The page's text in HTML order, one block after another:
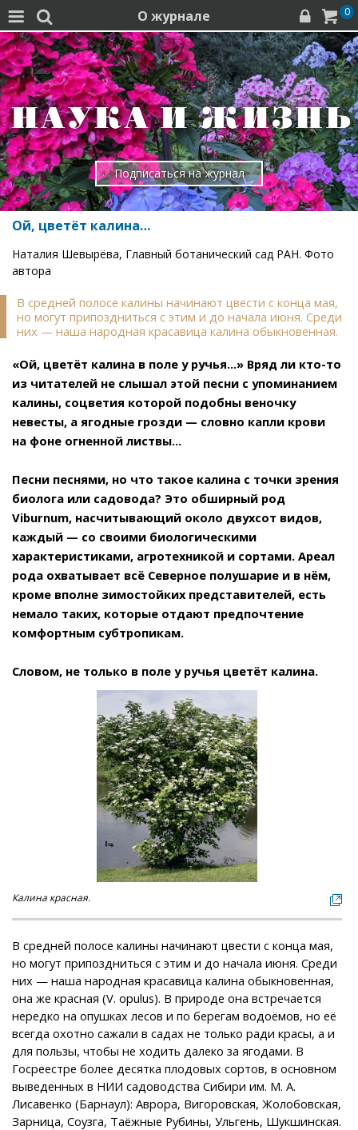
  О журнале   0
Подписаться на журнал
Ой, цветёт калина…
Наталия Шевырёва, Главный ботанический сад РАН. Фото
автора
В средней полосе калины начинают цвести с конца мая,
но могут припоздниться с этим и до начала июня. Среди
них — наша народная красавица калина обыкновенная.
«Ой, цветёт калина в поле у ручья...» Вряд ли кто-то
из читателей не слышал этой песни с упоминанием
калины, соцветия которой подобны веночку
невесты, а ягодные грозди — словно капли крови
на фоне огненной листвы...
Песни песнями, но что такое калина с точки зрения
биолога или садовода? Это обширный род
Viburnum, насчитывающий около двухсот видов,
каждый — со своими биологическими
характеристиками, агротехникой и сортами. Ареал
рода охватывает всё Северное полушарие и в нём,
кроме вполне зимостойких представителей, есть
немало таких, которые отдают предпочтение
комфортным субтропикам.
Словом, не только в поле у ручья цветёт калина.
Калина красная.
В средней полосе калины начинают цвести с конца мая,
но могут припоздниться с этим и до начала июня. Среди
них — наша народная красавица калина обыкновенная,
она же красная (V. opulus). В природе она встречается
нередко на опушках лесов и по берегам водоёмов, но её
всегда охотно сажали в садах не только ради красы, а и
для пользы, чтобы не ходить далеко за ягодами. В
Госреестре более десятка плодовых сортов, в основном
выведенных в НИИ садоводства Сибири им. М. А.
Лисавенко (Барнаул): Аврора, Вигоровская, Жолобовская,
Зарница, Соузга, Таёжные Рубины, Ульгень, Шукшинская.